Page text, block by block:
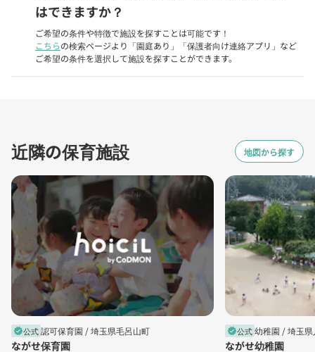
はできますか？
ご希望の条件や特徴で施設を探すことは可能です！
こちらの検索ページより「園庭あり」「保護者向け連絡アプリ」など
ご希望の条件を選択して施設を探すことができます。
近隣の保育施設 地図から探す
verified公式認可保育園 /埼玉県毛呂山町
ながせ保育園
verified公式幼稚園 /埼玉
ながせ幼稚園